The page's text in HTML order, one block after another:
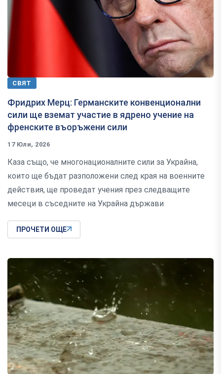
СВЯТ
Фридрих Мерц: Германските конвенционални
сили ще вземат участие в ядрено учение на
френските въоръжени сили
17 Юли, 2026
Каза също, че многонационалните сили за Украйна,
които ще бъдат разположени след края на военните
действия, ще проведат учения през следващите
месеци в съседните на Украйна държави
ПРОЧЕТИ ОЩЕ